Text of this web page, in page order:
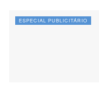
ESPECIAL PUBLICITÁRIO